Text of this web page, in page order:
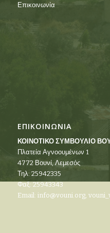
Επικοινωνία
ΕΠΙΚΟΙΝΩΝΙΑ
ΚΟΙΝΟΤΙΚΟ ΣΥΜΒΟΥΛΙΟ
Πλατεία Αγνοουμένων 1
4772 Βουνί, Λεμεσός
Τηλ: 25942335
Φαξ: 25943343
Email: info@vouni.org,